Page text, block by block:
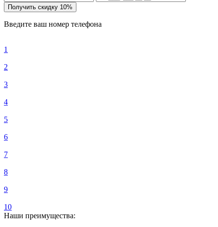
Получить скидку 10%
Введите ваш номер телефона
1
2
3
4
5
6
7
8
9
10
Наши преимущества: